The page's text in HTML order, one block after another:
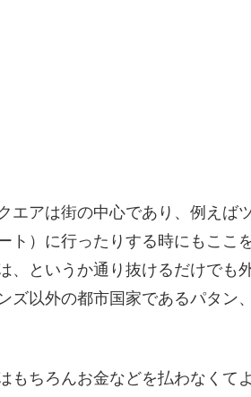
エアは街の中心であり、例えば
ト）に行ったりする時にもここ
、というか通り抜けるだけでも
ズ以外の都市国家であるパタン
もちろんお金などを払わなくて